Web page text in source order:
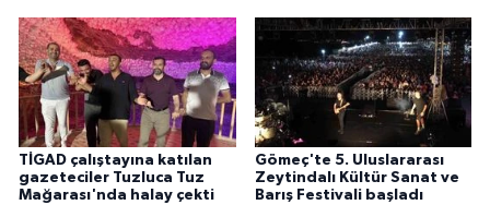
TİGAD çalıştayına katılan
gazeteciler Tuzluca Tuz
Mağarası'nda halay çekti
Gömeç'te 5. Uluslararası
Zeytindalı Kültür Sanat ve
Barış Festivali başladı